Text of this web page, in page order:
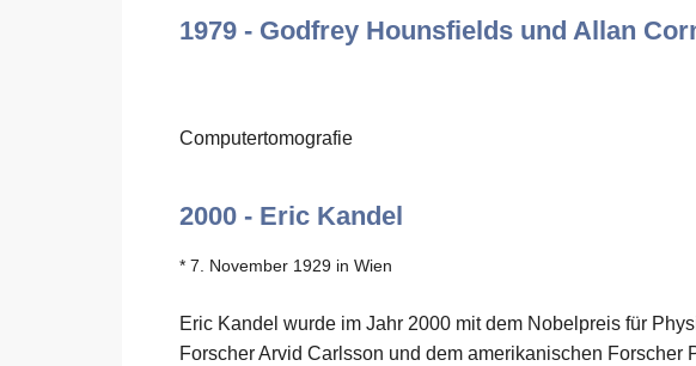
1979 - Godfrey Hounsfields und Allan
Computertomografie
2000 - Eric Kandel
* 7. November 1929 in Wien
Eric Kandel wurde im Jahr 2000 mit dem Nobelpreis für
Forscher Arvid Carlsson und dem amerikanischen